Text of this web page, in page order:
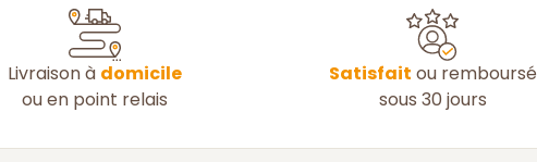
Livraison à domicile
ou en point relais
Satisfait ou remboursé
sous 30 jours